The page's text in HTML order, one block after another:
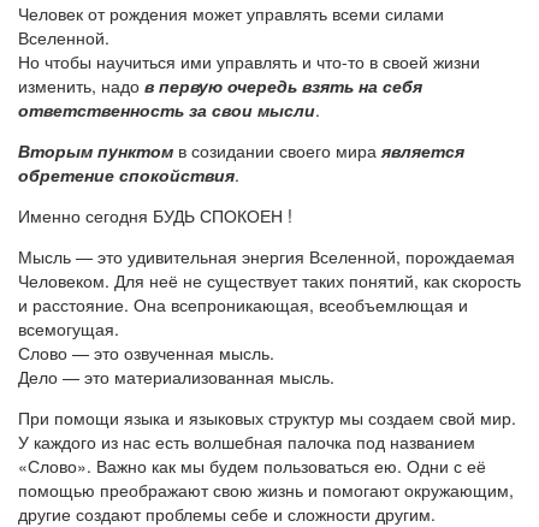
Человек от рождения может управлять всеми силами
Вселенной.
Но чтобы научиться ими управлять и что-то в своей жизни
изменить, надо в первую очередь взять на себя
ответственность за свои мысли.
Вторым пунктом в созидании своего мираявляется
обретение спокойствия.
Именно сегодня БУДЬ СПОКОЕН !
Мысль — это удивительная энергия Вселенной, порождаемая
Человеком. Для неё не существует таких понятий, как скорость
и расстояние. Она всепроникающая, всеобъемлющая и
всемогущая.
Слово — это озвученная мысль.
Дело — это материализованная мысль.
При помощи языка и языковых структур мы создаем свой мир.
У каждого из нас есть волшебная палочка под названием
«Слово». Важно как мы будем пользоваться ею. Одни с её
помощью преображают свою жизнь и помогают окружающим,
другие создают проблемы себе и сложности другим.